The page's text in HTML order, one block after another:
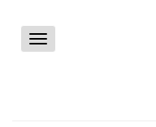
Toggle